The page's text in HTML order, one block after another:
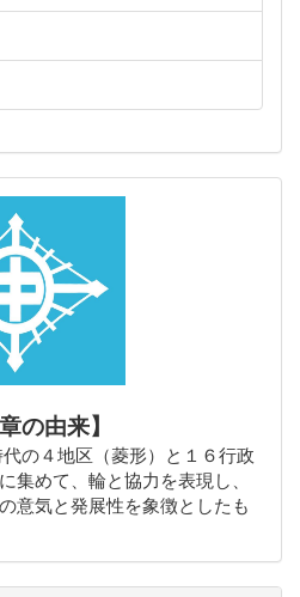
の由来】
の４地区（菱形）と１６行政
集めて、輪と協力を表現し、
意気と発展性を象徴としたも